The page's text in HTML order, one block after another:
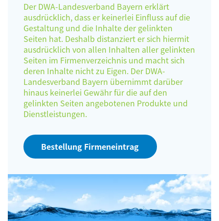
Der DWA-Landesverband Bayern erklärt
ausdrücklich, dass er keinerlei Einfluss auf die
Gestaltung und die Inhalte der gelinkten
Seiten hat. Deshalb distanziert er sich hiermit
ausdrücklich von allen Inhalten aller gelinkten
Seiten im Firmenverzeichnis und macht sich
deren Inhalte nicht zu Eigen. Der DWA-
Landesverband Bayern übernimmt darüber
hinaus keinerlei Gewähr für die auf den
gelinkten Seiten angebotenen Produkte und
Dienstleistungen.
Bestellung Firmeneintrag